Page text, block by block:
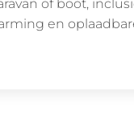
of boot,
en